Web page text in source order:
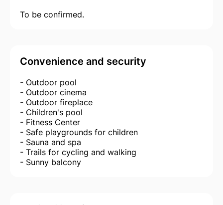
To be confirmed.
Convenience and security
- Outdoor pool
- Outdoor cinema
- Outdoor fireplace
- Children's pool
- Fitness Center
- Safe playgrounds for children
- Sauna and spa
- Trails for cycling and walking
- Sunny balcony